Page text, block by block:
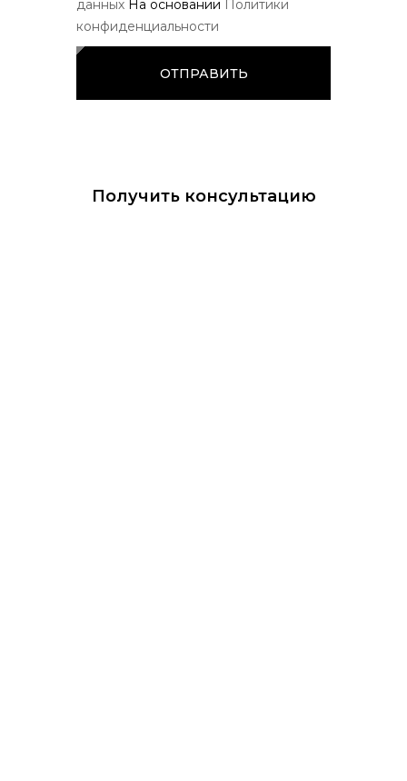
данных На основании Политики
конфиденциальности
ОТПРАВИТЬ
Получить консультацию